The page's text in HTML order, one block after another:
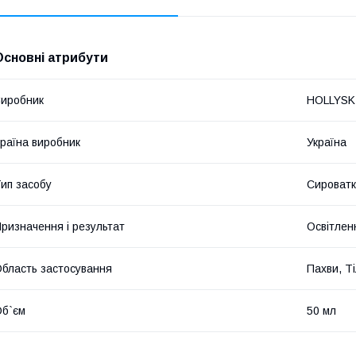
атрибути
виробник Україна
засобу
і результат
застосування Пахви,
50 мл